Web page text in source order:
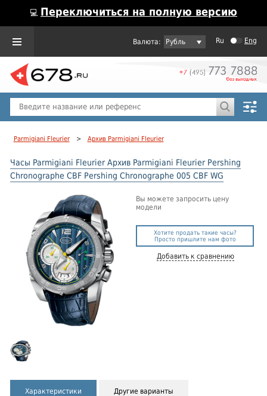
💻 Переключиться на полную версию
Рубль Ru Eng
Parmigiani Fleurier > Архив Parmigiani Fleurier
Часы Parmigiani Fleurier Архив Parmigiani Fleurier Pershing
Chronographe CBF Pershing Chronographe 005 CBF WG
Вы можете запросить цену
модели
Хотите продать такие часы?
Просто пришлите нам фото
Добавить к сравнению
Характеристики Другие варианты